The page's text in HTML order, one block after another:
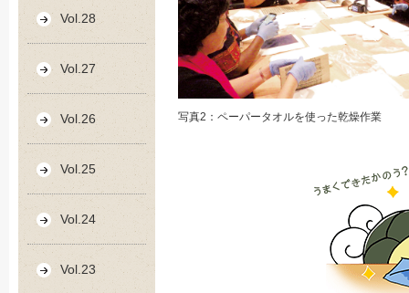
Vol.28
Vol.27
Vol.26
Vol.25
Vol.24
Vol.23
写真2：ペーパータオルを使った乾燥作業